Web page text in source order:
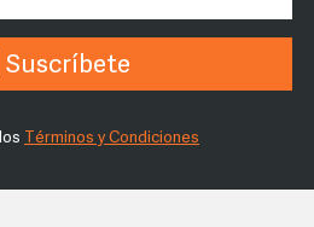
Suscríbete
Términos y Condiciones